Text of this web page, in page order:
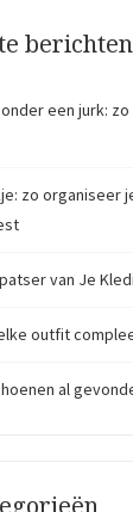
berichten
een jurk:
zo organiseer
van Je
outfit
al